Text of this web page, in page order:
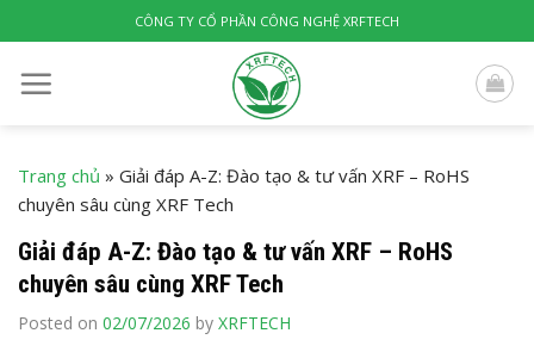
to
content
CÔNG TY CỔ PHẦN CÔNG NGHỆ XRFTECH
Trang chủ » Giải đáp A-Z: Đào tạo & tư vấn XRF – RoHS
chuyên sâu cùng XRF Tech
Giải đáp A-Z: Đào tạo & tư vấn XRF – RoHS
chuyên sâu cùng XRF Tech
Posted on 02/07/2026 by XRFTECH